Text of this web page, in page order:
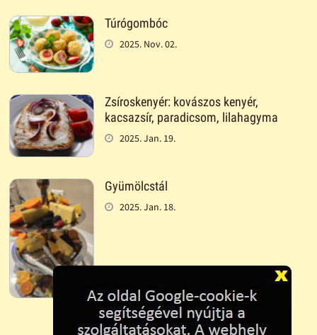
Túrógombóc
2025. Nov. 02.
Zsíroskenyér: kovászos kenyér,
kacsazsír, paradicsom, lilahagyma
2025. Jan. 19.
Gyümölcstál
2025. Jan. 18.